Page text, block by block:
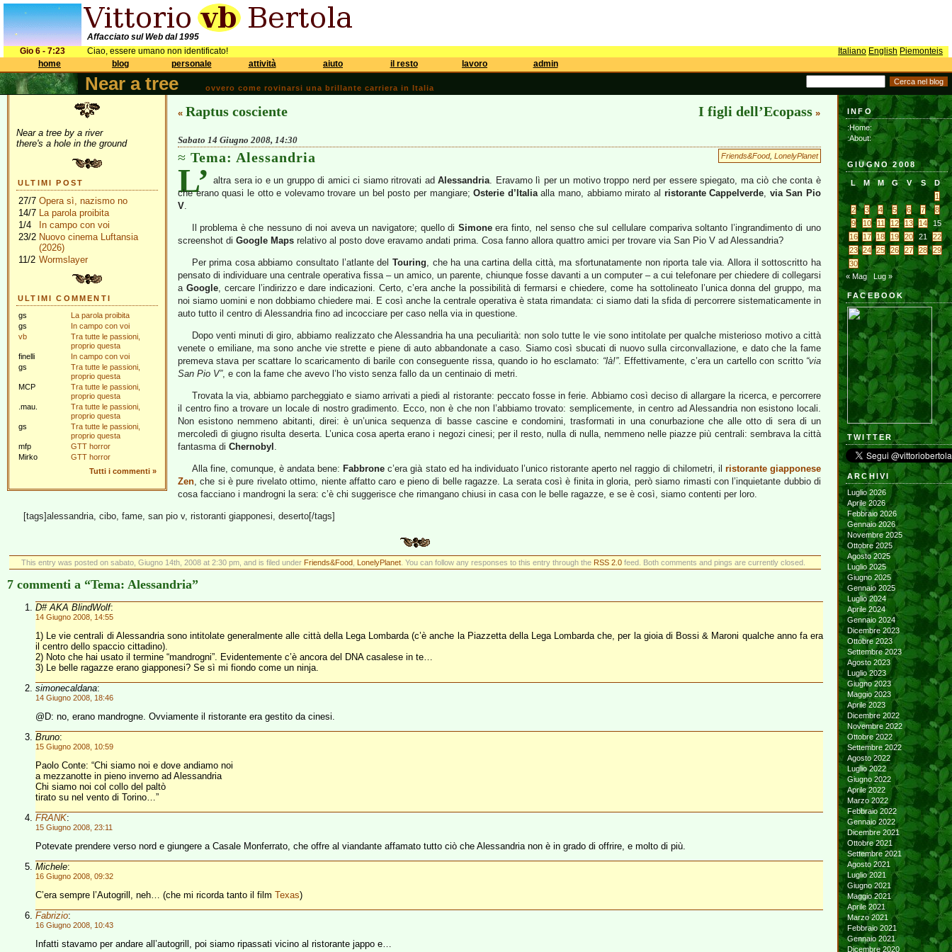
Affacciato sul Web dal 1995
Gio 6 - 7:23
Ciao, essere umano non identificato! Italiano English Piemonteis
home
blog personale attività aiuto il resto lavoro admin
Near a tree ovvero come rovinarsi una brillante carriera in Italia
Near a tree by a river
there's a hole in the ground
ULTIMI POST
27/7 Opera sì, nazismo no
14/7 La parola proibita
1/4
In campo con voi
23/2 Nuovo cinema Luftansia
(2026)
11/2 Wormslayer
ULTIMI COMMENTI
gs
La parola proibita
gs
In campo con voi
vb
Tra tutte le passioni,
proprio questa
finelli
In campo con voi
gs
Tra tutte le passioni,
proprio questa
MCP
Tra tutte le passioni,
proprio questa
.mau.
Tra tutte le passioni,
proprio questa
gs
Tra tutte le passioni,
proprio questa
mfp
GTT horror
Mirko
GTT horror
Tutti i commenti »
« Raptus cosciente I figli dell’Ecopass »
Sabato 14 Giugno 2008, 14:30
Friends&Food, LonelyPlanet
Tema: Alessandria
L’ altra sera io e un gruppo di amici ci siamo ritrovati adAlessandria. Eravamo lì per un motivo troppo nerd per essere spiegato, ma ciò che conta è
che erano quasi le otto e volevamo trovare un bel posto per mangiare;Osterie d’Italiaalla mano, abbiamo mirato al ristorante Cappelverde, via San Pio
V.
Il problema è che nessuno di noi aveva un navigatore; quello di Simoneera finto, nel senso che sul cellulare compariva soltanto l’ingrandimento di uno
screenshot di Google Maps relativo al posto dove eravamo andati prima. Cosa fanno allora quattro amici per trovare via San Pio V ad Alessandria?
Per prima cosa abbiamo consultato l’atlante del Touring, che ha una cartina della città, ma sfortunatamente non riporta tale via. Allora il sottoscritto ha
pensato di individuare una centrale operativa fissa – un amico, un parente, chiunque fosse davanti a un computer – a cui telefonare per chiedere di collegarsi
a Google, cercare l’indirizzo e dare indicazioni. Certo, c’era anche la possibilità di fermarsi e chiedere, come ha sottolineato l’unica donna del gruppo, ma
noi siamo uomini e non dobbiamo chiedere mai. E così anche la centrale operativa è stata rimandata: ci siamo dati la sfida di percorrere sistematicamente in
auto tutto il centro di Alessandria fino ad incocciare per caso nella via in questione.
Dopo venti minuti di giro, abbiamo realizzato che Alessandria ha una peculiarità: non solo tutte le vie sono intitolate per qualche misterioso motivo a città
venete o emiliane, ma sono anche vie strette e piene di auto abbandonate a caso. Siamo così sbucati di nuovo sulla circonvallazione, e dato che la fame
premeva stava per scattare lo scaricamento di barile con conseguente rissa, quando io ho esclamato: “là!”. Effettivamente, c’era un cartello con scritto “via
San Pio V”, e con la fame che avevo l’ho visto senza fallo da un centinaio di metri.
Trovata la via, abbiamo parcheggiato e siamo arrivati a piedi al ristorante: peccato fosse in ferie. Abbiamo così deciso di allargare la ricerca, e percorrere
il centro fino a trovare un locale di nostro gradimento. Ecco, non è che non l’abbiamo trovato: semplicemente, in centro ad Alessandria non esistono locali.
Non esistono nemmeno abitanti, direi: è un’unica sequenza di basse cascine e condomini, trasformati in una conurbazione che alle otto di sera di un
mercoledì di giugno risulta deserta. L’unica cosa aperta erano i negozi cinesi; per il resto, nulla di nulla, nemmeno nelle piazze più centrali: sembrava la città
fantasma di Chernobyl .
Alla fine, comunque, è andata bene: Fabbrone c’era già stato ed ha individuato l’unico ristorante aperto nel raggio di chilometri, il ristorante giapponese
Zen, che si è pure rivelato ottimo, niente affatto caro e pieno di belle ragazze. La serata così è finita in gloria, però siamo rimasti con l’inquietante dubbio di
cosa facciano i mandrogni la sera: c’è chi suggerisce che rimangano chiusi in casa con le belle ragazze, e se è così, siamo contenti per loro.
[tags]alessandria, cibo, fame, san pio v, ristoranti giapponesi, deserto[/tags]
This entry was posted on sabato, Giugno 14th, 2008 at 2:30 pm, and is filed under Friends&Food, LonelyPlanet. You can follow any responses to this entry through the RSS 2.0feed. Both comments and pings are currently closed.
7 commenti a “Tema: Alessandria”
D# AKA BlindWolf:
14 Giugno 2008, 14:55
1) Le vie centrali di Alessandria sono intitolate generalmente alle città della Lega Lombarda (c’è anche la Piazzetta della Lega Lombarda che, per la gioia di Bossi & Maroni qualche anno fa era
il centro dello spaccio cittadino).
2) Noto che hai usato il termine “mandrogni”. Evidentemente c’è ancora del DNA casalese in te…
3) Le belle ragazze erano giapponesi? Se sì mi fiondo come un ninja.
simonecaldana:
14 Giugno 2008, 18:46
@D: no, erano mandrogne. Ovviamente il ristorante era gestito da cinesi.
Bruno:
15 Giugno 2008, 10:59
Paolo Conte: “Chi siamo noi e dove andiamo noi
a mezzanotte in pieno inverno ad Alessandria
Chi siamo noi col collo del paltò
tirato su nel vento di Torino…”
FRANK:
15 Giugno 2008, 23:11
Potevate prendere verso nord e giungere a Casale Monferrato, che offre al viandante affamato tutto ciò che Alessandria non è in grado di offrire, e molto di più.
Michele:
16 Giugno 2008, 09:32
C’era sempre l’Autogrill, neh… (che mi ricorda tanto il film Texas)
Fabrizio:
16 Giugno 2008, 10:43
Infatti stavamo per andare all’autogrill, poi siamo ripassati vicino al ristorante jappo e…
INFO
:Home:
:About:
GIUGNO 2008
L M M G V S
D
1
2
3 4 5 6 7
8
9
10 11 12 13 14
15
16
17 18 19 20 21
22
23
24 25 26 27 28
29
30
« Mag
Lug »
FACEBOOK
TWITTER
ARCHIVI
Luglio 2026
Aprile 2026
Febbraio 2026
Gennaio 2026
Novembre 2025
Ottobre 2025
Agosto 2025
Luglio 2025
Giugno 2025
Gennaio 2025
Luglio 2024
Aprile 2024
Gennaio 2024
Dicembre 2023
Ottobre 2023
Settembre 2023
Agosto 2023
Luglio 2023
Giugno 2023
Maggio 2023
Aprile 2023
Dicembre 2022
Novembre 2022
Ottobre 2022
Settembre 2022
Agosto 2022
Luglio 2022
Giugno 2022
Aprile 2022
Marzo 2022
Febbraio 2022
Gennaio 2022
Dicembre 2021
Ottobre 2021
Settembre 2021
Agosto 2021
Luglio 2021
Giugno 2021
Maggio 2021
Aprile 2021
Marzo 2021
Febbraio 2021
Gennaio 2021
Dicembre 2020